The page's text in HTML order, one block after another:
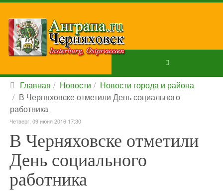
Главная Новости
Новости города и района
В Черняховске отметили День социального
работника
Четверг, 09 июня 2016 17:30
В Черняховске отметили
День социального
работника